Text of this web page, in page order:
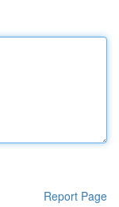
Report Page